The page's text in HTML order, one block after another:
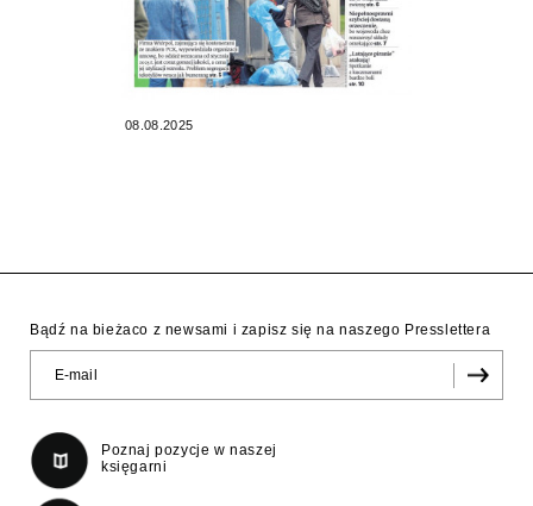
08.08.2025
Bądź na bieżaco z newsami i zapisz się na naszego Presslettera
Poznaj pozycje w naszej
księgarni